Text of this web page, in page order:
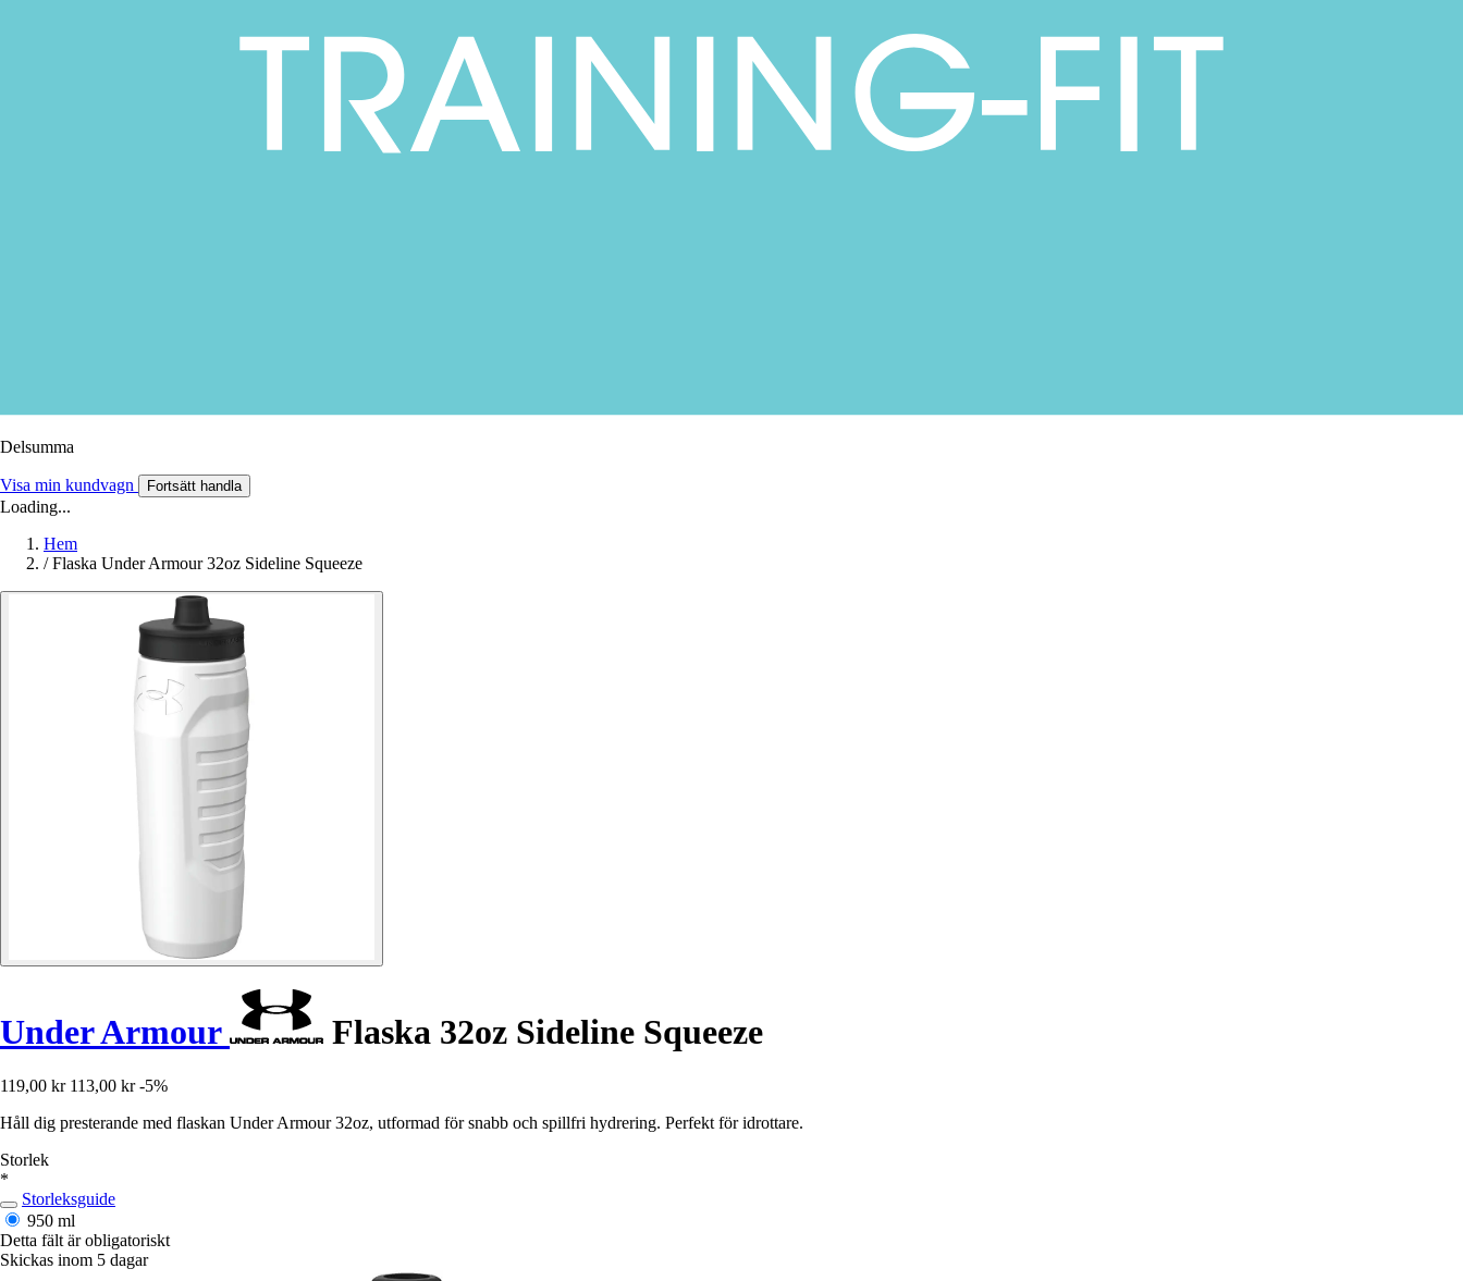
Delsumma
Visa min kundvagn Fortsätt handla
Loading...
Hem
/ Flaska Under Armour 32oz Sideline Squeeze
Under Armour Flaska 32oz Sideline Squeeze
119,00 kr 113,00 kr -5%
Håll dig presterande med flaskan Under Armour 32oz, utformad för snabb och spillfri hydrering. Perfekt för idrottare.
Storlek
*
Storleksguide
950 ml
Detta fält är obligatoriskt
Skickas inom 5 dagar